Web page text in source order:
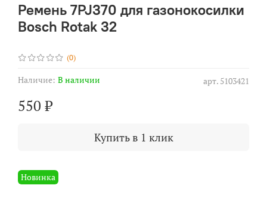
(0)
арт. 5103421
Наличие: В наличии
Новинка
Ремень 7PJ370 для газонокосилки
Bosch Rotak 32
550 ₽
Купить в 1 клик